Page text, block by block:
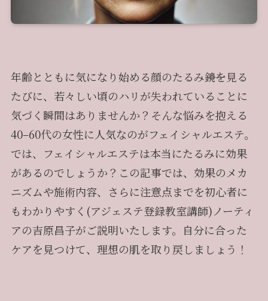
年齢とともに気になり始める顔のたるみ――鏡を見る
たびに、若々しい頃のハリが失われていることに
気づく瞬間はありませんか？そんな悩みを抱える
40–60代の女性に人気なのがフェイシャルエステ。
では、フェイシャルエステは本当にたるみに効果
があるのでしょうか？この記事では、効果のメカ
ニズムや施術内容、さらに注意点までを初心者に
もわかりやすく(アジェステ登録教室講師)ノーティ
アの吉原昌子がご説明いたします。自分に合った
ケアを見つけて、理想の肌を取り戻しましょう！